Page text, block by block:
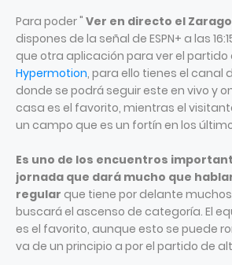
Para poder " Ver en directo el
dispones de la señal de ESPN+ a las
que otra aplicación para ver el partido
Hypermotion, para ello tienes el canal
donde se podrá seguir este en vivo y
casa es el favorito, mientras el
un campo que es un fortín en los
Es uno de los encuentros
jornada que dará mucho que
regular que tiene por delante
buscará el ascenso de categoría. El
es el favorito, aunque esto se puede
va de un principio a por el partido de